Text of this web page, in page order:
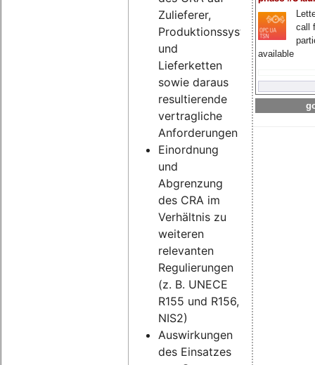
call
available
Zulieferer,
Produktionssysteme
und
Lieferketten
sowie daraus
resultierende
vertragliche
Anforderungen
Einordnung
und
Abgrenzung
des CRA im
Verhältnis zu
weiteren
relevanten
Regulierungen
(z. B. UNECE
R155 und R156,
NIS2)
Auswirkungen
des Einsatzes